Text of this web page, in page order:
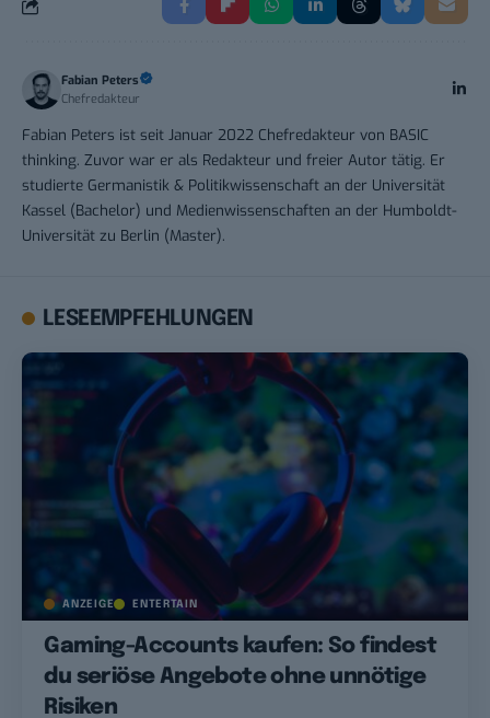
Fabian Peters
Chefredakteur
Fabian Peters ist seit Januar 2022 Chefredakteur von BASIC
thinking. Zuvor war er als Redakteur und freier Autor tätig. Er
studierte Germanistik & Politikwissenschaft an der Universität
Kassel (Bachelor) und Medienwissenschaften an der Humboldt-
Universität zu Berlin (Master).
LESEEMPFEHLUNGEN
ANZEIGE ENTERTAIN
Gaming-Accounts kaufen: So findest
du seriöse Angebote ohne unnötige
Risiken